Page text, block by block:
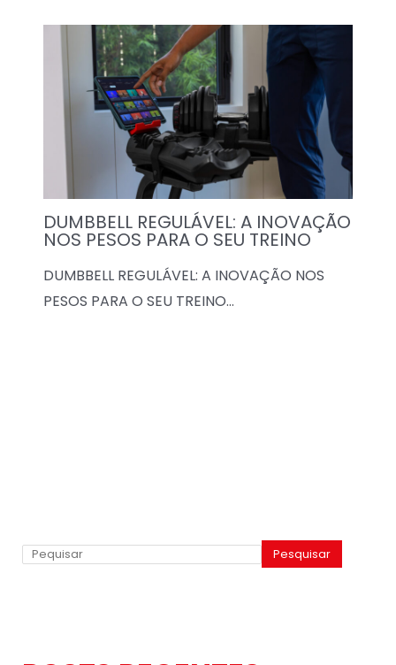
DUMBBELL REGULÁVEL: A INOVAÇÃO
NOS PESOS PARA O SEU TREINO
DUMBBELL REGULÁVEL: A INOVAÇÃO NOS
PESOS PARA O SEU TREINO…
Pesquisar